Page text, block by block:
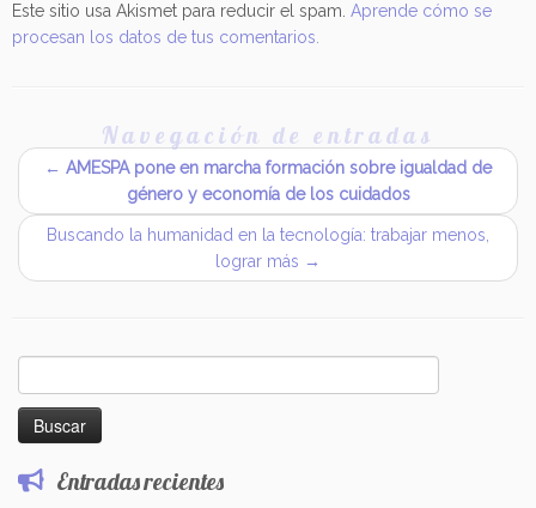
Este sitio usa Akismet para reducir el spam. Aprende cómo se
procesan los datos de tus comentarios.
Navegación de entradas
← AMESPA pone en marcha formación sobre igualdad de
género y economía de los cuidados
Buscando la humanidad en la tecnología: trabajar menos,
lograr más →
Entradas recientes